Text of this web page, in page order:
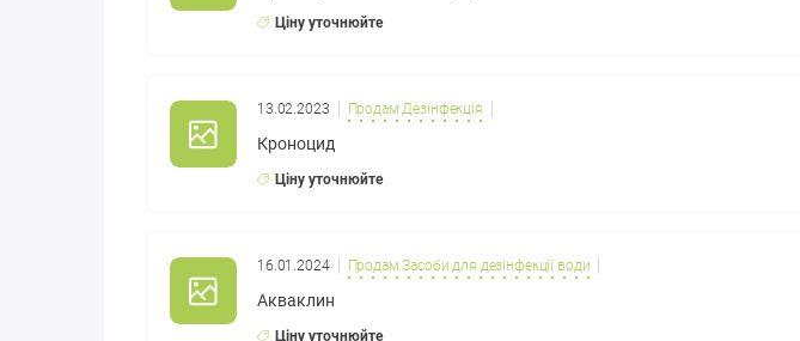
Ціну уточнюйте
13.02.2023 Продам Дезінфекція
Кроноцид
Ціну уточнюйте
16.01.2024 Продам Засоби для дезінфекції води
Акваклин
Ціну уточнюйте